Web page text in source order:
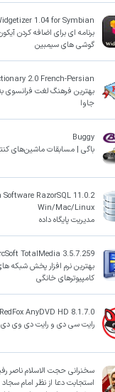
1.04 for Symbian
برنامه ای برای اضافه کردن
گوشی های سیمبین
2.0 French-Persian
بهترین فرهنگ لغت فرانسوی
جاوا
Buggy
باگی | مسابقات ماشین‌های
RazorSQL 11.0.2
Win/Mac/Linux
مدیریت پایگاه داده
TotalMedia 3.5.7.259
بهترین نرم افزار پخش شبکه
کامپیوترهای خانگی
RedFox AnyDVD HD 8.1.7.0
رایت سی دی و رایت دی وی دی
سخنرانی حجت الاسلام ناصر
استجابت دعا از نظر امام